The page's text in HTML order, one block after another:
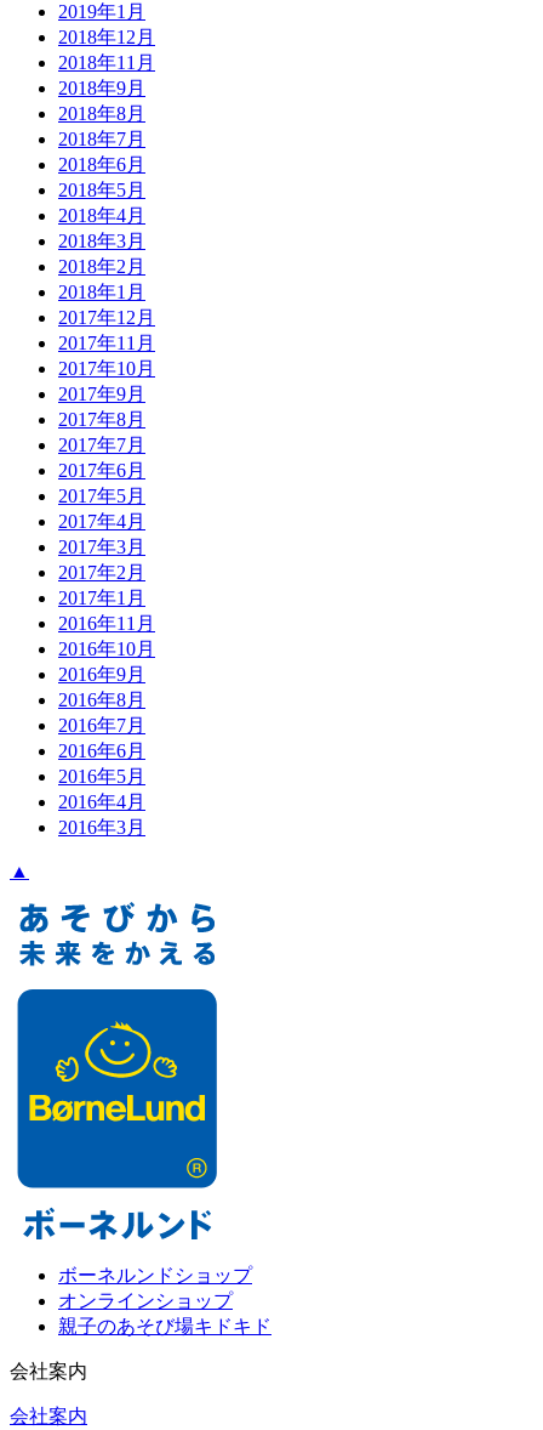
2019年1月
2018年12月
2018年11月
2018年9月
2018年8月
2018年7月
2018年6月
2018年5月
2018年4月
2018年3月
2018年2月
2018年1月
2017年12月
2017年11月
2017年10月
2017年9月
2017年8月
2017年7月
2017年6月
2017年5月
2017年4月
2017年3月
2017年2月
2017年1月
2016年11月
2016年10月
2016年9月
2016年8月
2016年7月
2016年6月
2016年5月
2016年4月
2016年3月
▲
ボーネルンドショップ
オンラインショップ
親子のあそび場キドキド
会社案内
会社案内